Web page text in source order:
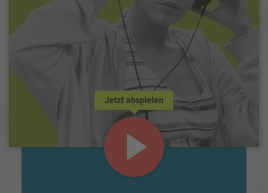
Jetzt abspielen